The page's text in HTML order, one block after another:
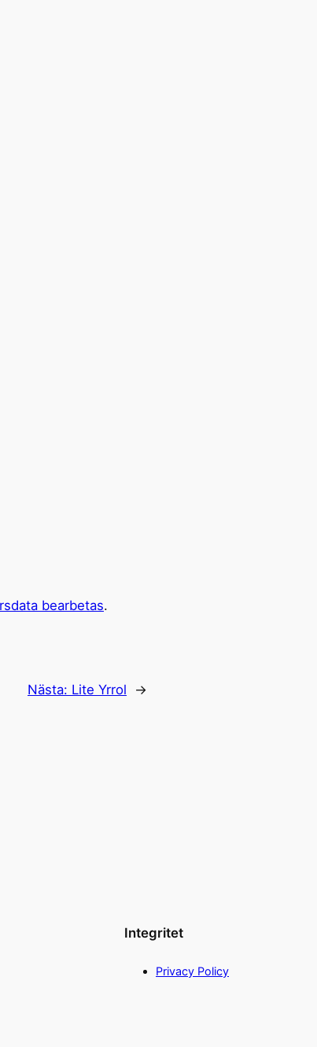
bearbetas.
Nästa: Lite Yrrol →
Integritet
Privacy Policy